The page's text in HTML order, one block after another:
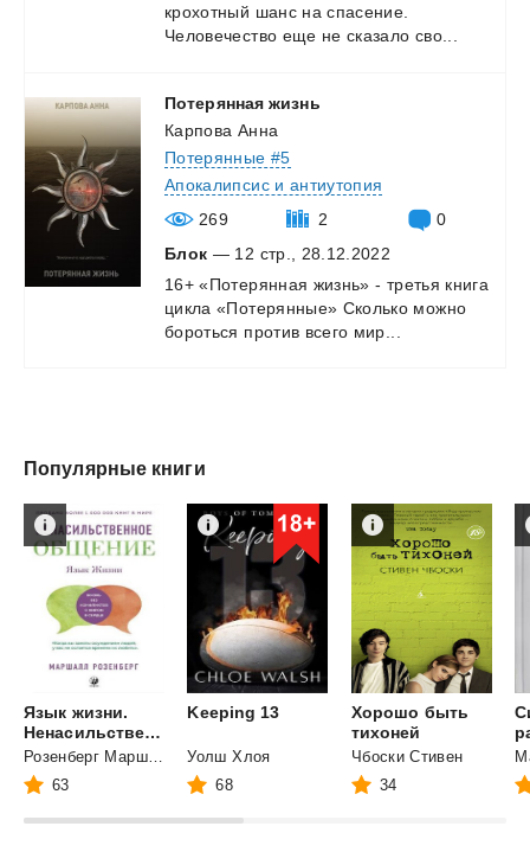
крохотный шанс на спасение.
Человечество еще не сказало сво...
Потерянная жизнь
Карпова Анна
Потерянные #5
Апокалипсис и антиутопия
269
2
0
Блок — 12 стр., 28.12.2022
16+ «Потерянная жизнь» - третья книга
цикла «Потерянные» Сколько можно
бороться против всего мир...
Популярные книги
Язык жизни.
Ненасильственное общение
Розенберг Маршалл
63
Keeping 13
Уолш Хлоя
68
Хорошо быть
тихоней
Чбоски Стивен
34